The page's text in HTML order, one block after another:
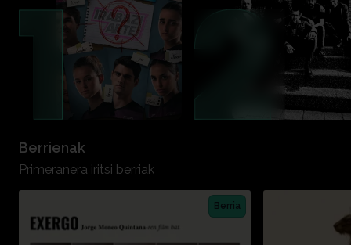
Berrienak
Primeranera iritsi berriak
Berria